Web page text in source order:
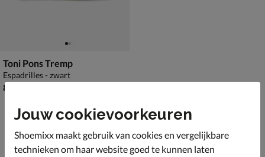
Toni Pons Tremp
Espadrilles - zwart
€ 89,99
89
Jouw cookievoorkeuren
Shoemixx maakt gebruik van cookies en vergelijkbare
technieken om haar website goed te kunnen laten